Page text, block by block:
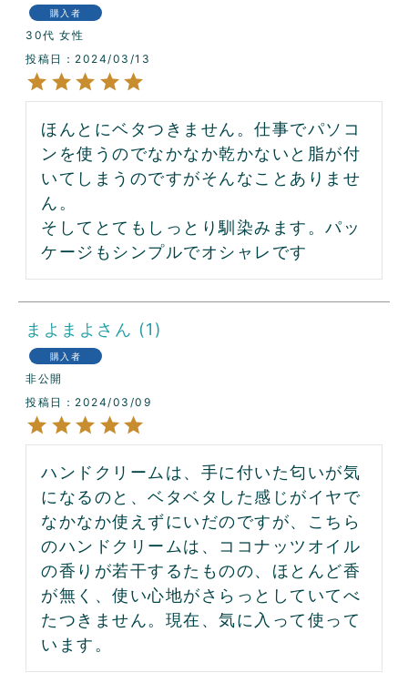
購入者
30代 女性
投稿日
2024/03/13
ほんとにベタつきません。仕事でパソコ
ンを使うのでなかなか乾かないと脂が付
いてしまうのですがそんなことありませ
ん。
そしてとてもしっとり馴染みます。パッ
ケージもシンプルでオシャレです
まよまよ 1
購入者
非公開
投稿日
2024/03/09
ハンドクリームは、手に付いた匂いが気
になるのと、ベタベタした感じがイヤで
なかなか使えずにいだのですが、こちら
のハンドクリームは、ココナッツオイル
の香りが若干するたものの、ほとんど香
が無く、使い心地がさらっとしていてべ
たつきません。現在、気に入って使って
います。